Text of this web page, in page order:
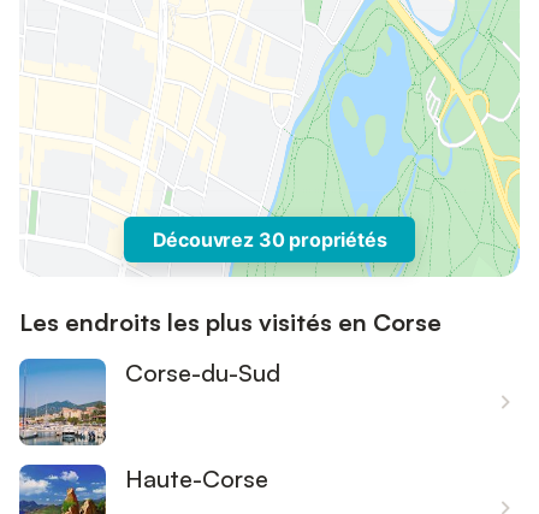
Découvrez 30 propriétés
Les endroits les plus visités en Corse
Corse-du-Sud
Haute-Corse